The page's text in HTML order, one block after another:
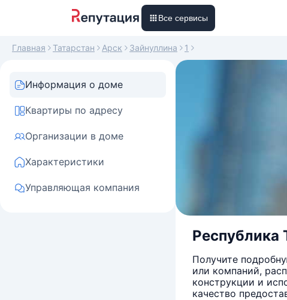
Все сервисы
Главная Татарстан Арск Зайнуллина 1
Информация о доме
Квартиры по адресу
Организации в доме
Характеристики
Управляющая компания
Республика
Получите
или компаний,
конструкции и
качество